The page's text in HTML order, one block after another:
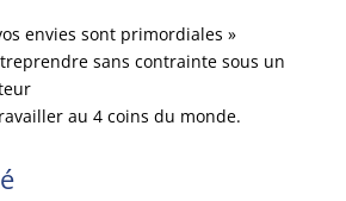
envies sont primordiales »
sans contrainte sous un
au 4 coins du monde.